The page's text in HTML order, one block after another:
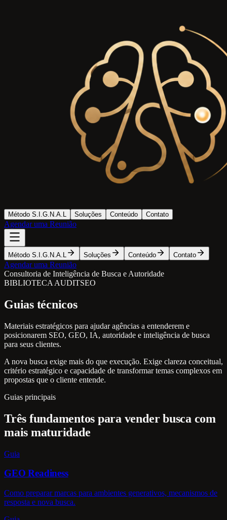
Método S.I.G.N.A.L Soluções Conteúdo Contato
Agendar uma Reunião
Método S.I.G.N.A.L Soluções Conteúdo Contato
Agendar uma Reunião
Consultoria de Inteligência de Busca e Autoridade
BIBLIOTECA AUDITSEO
Guias técnicos
Materiais estratégicos para ajudar agências a entenderem e
posicionarem SEO, GEO, IA, autoridade e inteligência de busca
para seus clientes.
A nova busca exige mais do que execução. Exige clareza conceitual,
critério estratégico e capacidade de transformar temas complexos em
propostas que o cliente entende.
Guias principais
Três fundamentos para vender busca com
mais maturidade
Guia
GEO Readiness
Como preparar marcas para ambientes generativos, mecanismos de
resposta e nova busca.